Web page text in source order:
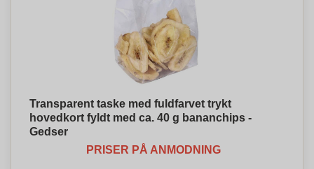
Transparent taske med fuldfarvet trykt
hovedkort fyldt med ca. 40 g bananchips -
Gedser
PRISER PÅ ANMODNING